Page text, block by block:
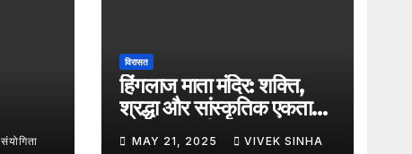
संयोगिता
विरासत
हिंगलाज माता मंदिर: शक्ति,
श्रद्धा और सांस्कृतिक एकता
का अमर प्रतीक
MAY 21, 2025 VIVEK SINHA